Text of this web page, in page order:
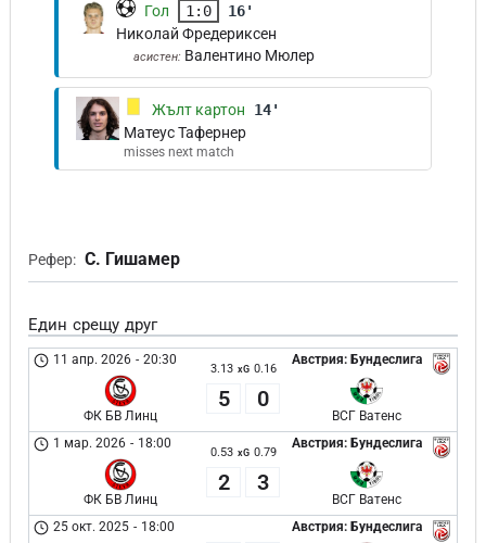
Гол 1:0
16'
Николай Фредериксен
асистен: Валентино Мюлер
Жълт картон
14'
Матеус Тафернер
misses next match
Рефер: С. Гишамер
Един срещу друг
Австрия: Бундеслига
11 апр. 2026 - 20:30
ФК БВ Линц
3.13 xG 0.16
5 0
ВСГ Ватенс
Австрия: Бундеслига
1 мар. 2026 - 18:00
ФК БВ Линц
0.53 xG 0.79
2 3
ВСГ Ватенс
Австрия: Бундеслига
25 окт. 2025 - 18:00